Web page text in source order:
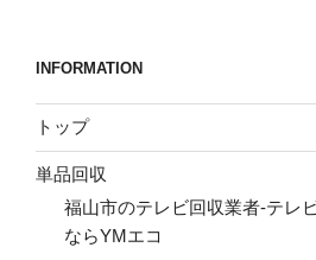
INFORMATION
トップ
単品回収
福山市のテレビ回収業者-テレ
ならYMエコ